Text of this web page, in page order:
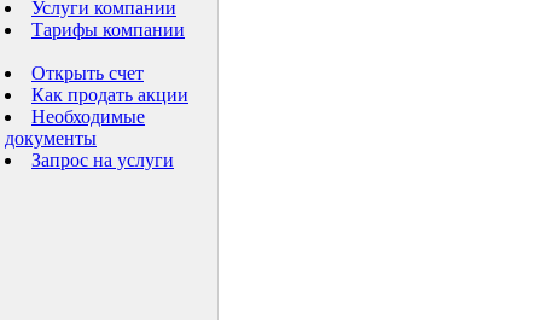
Услуги компании
Тарифы компании
Открыть счет
Как продать акции
Необходимые
документы
Запрос на услуги